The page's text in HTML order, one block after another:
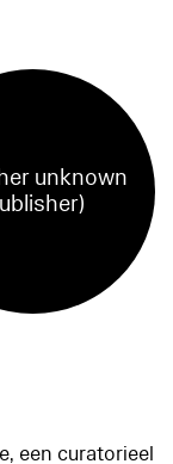
unknown
een curatorieel